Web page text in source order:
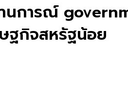
นการณ์
ฐกิจสหรัฐน้อย